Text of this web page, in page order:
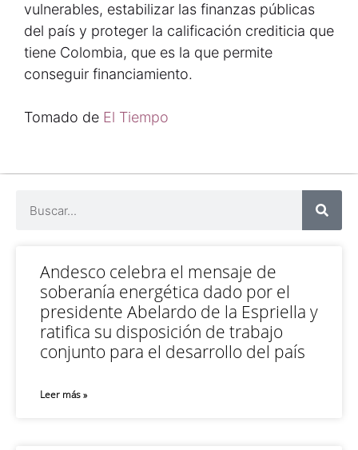
vulnerables, estabilizar las finanzas públicas
del país y proteger la calificación crediticia que
tiene Colombia, que es la que permite
conseguir financiamiento.
Tomado de El Tiempo
Andesco celebra el mensaje de
soberanía energética dado por el
presidente Abelardo de la Espriella y
ratifica su disposición de trabajo
conjunto para el desarrollo del país
Leer más »